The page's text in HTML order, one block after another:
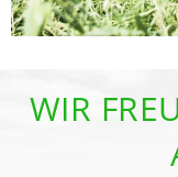
WIR